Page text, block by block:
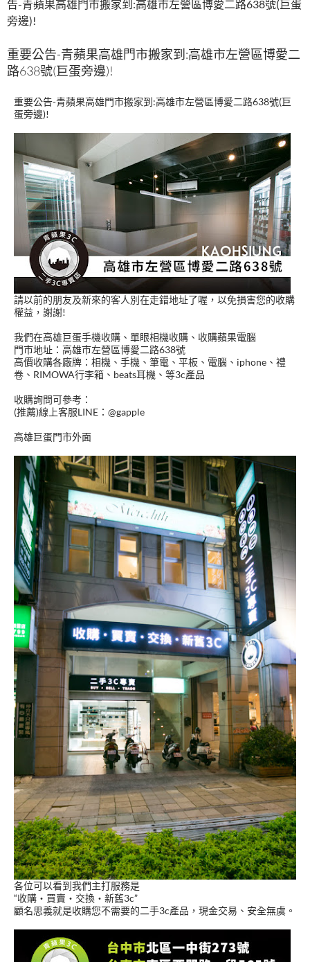
o
k
t
r
告-青蘋果高雄門市搬家到:高雄市左營區博愛二路638號(巨蛋
旁邊)!
重要公告-青蘋果高雄門市搬家到:高雄市左營區博愛二
路638號(巨蛋旁邊)!
重要公告-青蘋果高雄門市搬家到:高雄市左營區博愛二路638號(巨
蛋旁邊)!
請以前的朋友及新來的客人別在走錯地址了喔，以免損害您的收購
權益，謝謝!
我們在高雄巨蛋手機收購、單眼相機收購、收購蘋果電腦
門市地址：高雄市左營區博愛二路638號
高價收購各廠牌：相機、手機、筆電、平板、電腦、iphone、禮
卷、RIMOWA行李箱、beats耳機、等3c產品
收購詢問可參考：
(推薦)線上客服LINE：@gapple
高雄巨蛋門市外面
各位可以看到我們主打服務是
“收購‧買賣‧交換‧新舊3c”
顧名思義就是收購您不需要的二手3c產品，現金交易、安全無虞。